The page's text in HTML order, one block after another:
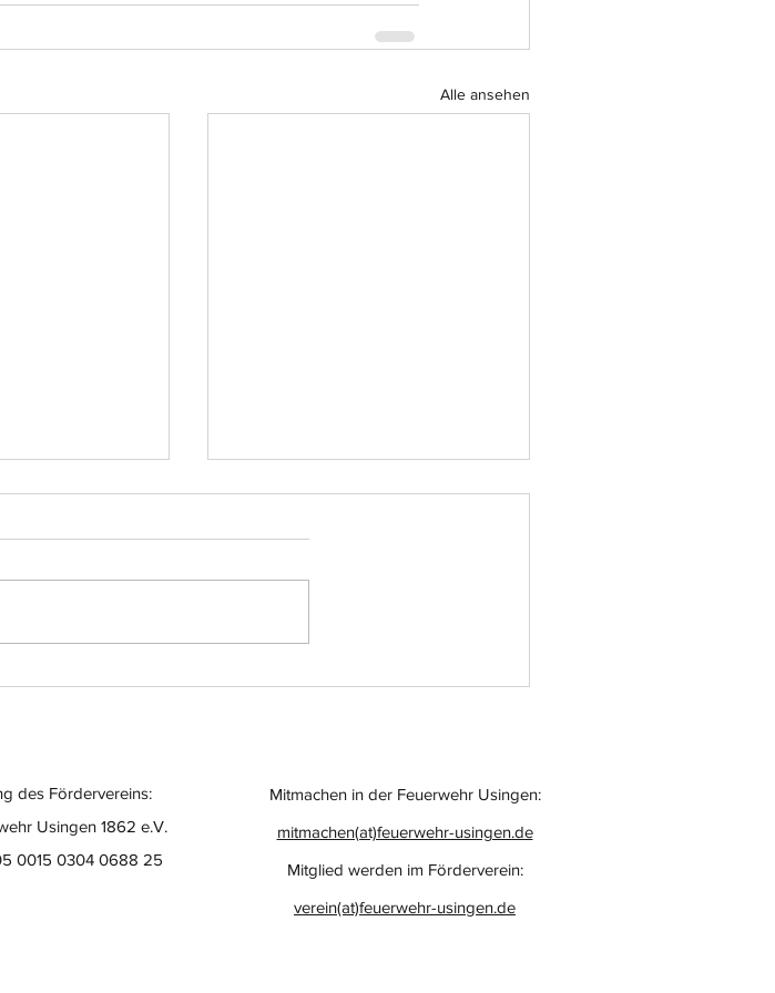
Alle ansehen
Geste
Was macht eigentlich
des Fördervereins:
Usingen 1862 e.V.
0015 0304 0688 25
Mitmachen in der Feuerwehr Usingen:
mitmachen(at)feuerwehr-usingen.de
Mitglied werden im Förderverein:
verein(at)feuerwehr-usingen.de